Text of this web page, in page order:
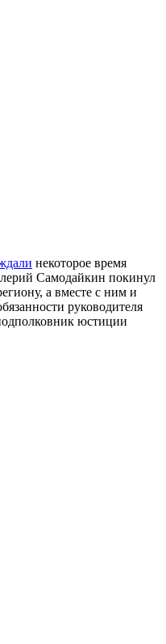
некоторое время
Самодайкин покинул
а вместе с ним и
руководителя
юстиции